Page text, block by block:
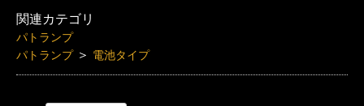
関連カテゴリ
パトランプ
パトランプ ＞ 電池タイプ